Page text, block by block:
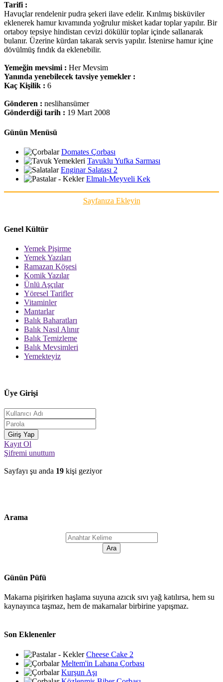
Tarifi :
Havuçlar rendelenir pudra şekeri ilave edelir. Kırılmış bisküviler
eklenerek hamur kıvamında yoğrulur misket kadar toplar yapılır. Bir
ortaboy tepsiye hindistan cevizi dökülür toplar içinde sallanarak
bulanır. Üzerine kürdan takarak servis yapılır. İstenirse hamur içine
dövülmüş fındık da eklenebilir.
Yemeğin mevsimi : Her Mevsim
Yanında yenebilecek tavsiye yemekler :
Kaç Kişilik : 6
Gönderen : neslihansümer
Gönderdiği tarih : 19 Mart 2008
Günün Menüsü
Domates Çorbası
Tavuklu Yufka Sarması
Enginar Salatası 2
Elmalı-Meyveli Kek
Sayfanıza Ekleyin
Genel Kültür
Yemek Pişirme
Yemek Yazıları
Ramazan Köşesi
Komik Yazılar
Ünlü Aşçılar
Yöresel Tarifler
Vitaminler
Mantarlar
Balık Baharatları
Balık Nasıl Alınır
Balık Temizleme
Balık Mevsimleri
Yemekteyiz
Üye Girişi
Kayıt Ol
Şifremi unuttum
Sayfayı şu anda 19 kişi geziyor
Arama
Günün Püfü
Makarna pişirirken haşlama suyuna azıcık sıvı yağ katılırsa, hem su
kaynayınca taşmaz, hem de makarnalar birbirine yapışmaz.
Son Eklenenler
Cheese Cake 2
Meltem'in Lahana Çorbası
Kurşun Aşı